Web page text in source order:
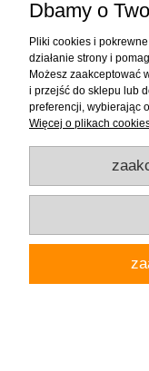
Tubądzin Macchia
gruboziarniste
122,74 zł
Dbamy o
Pliki cookies i
działanie strony i
Możesz zaakceptować
i przejść do sklepu lub
preferencji, wybierając
Więcej o plikach